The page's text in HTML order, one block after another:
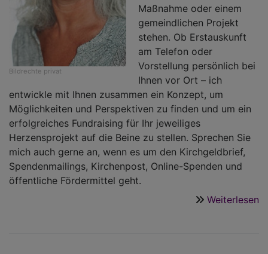
Bildrechte privat
Maßnahme oder einem
gemeindlichen Projekt
stehen. Ob Erstauskunft
am Telefon oder
Vorstellung persönlich bei
Ihnen vor Ort – ich
entwickle mit Ihnen zusammen ein Konzept, um
Möglichkeiten und Perspektiven zu finden und um ein
erfolgreiches Fundraising für Ihr jeweiliges
Herzensprojekt auf die Beine zu stellen. Sprechen Sie
mich auch gerne an, wenn es um den Kirchgeldbrief,
Spendenmailings, Kirchenpost, Online-Spenden und
öffentliche Fördermittel geht.
Weiterlesen